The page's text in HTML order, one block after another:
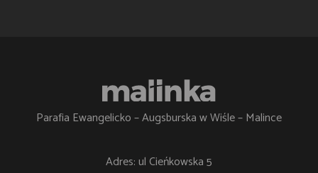
Parafia Ewangelicko – Augsburska w Wiśle – Malince
Adres: ul Cieńkowska 5